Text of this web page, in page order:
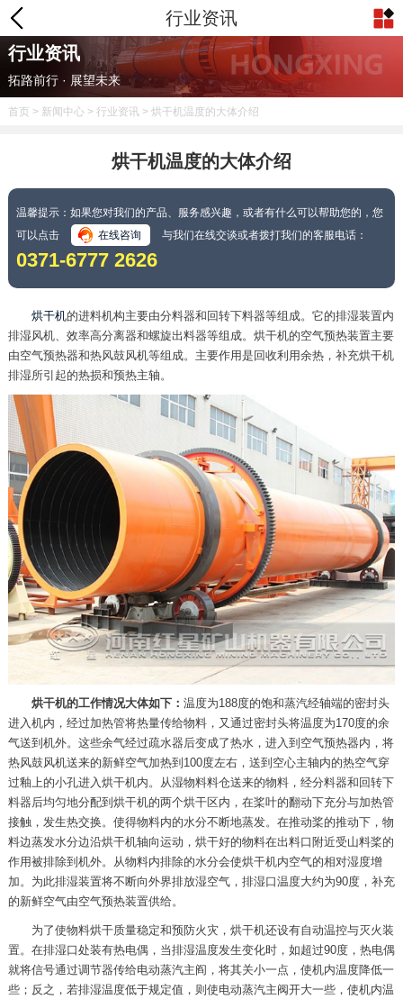
行业资讯
行业资讯
拓路前行 · 展望未来
首页 > 新闻中心> 行业资讯> 烘干机温度的大体介绍
烘干机温度的大体介绍
温馨提示：如果您对我们的产品、服务感兴趣，或者有什么可以帮助您的，您
可以点击
在线咨询 与我们在线交谈或者拨打我们的客服电话：
0371-6777 2626
烘干机的进料机构主要由分料器和回转下料器等组成。它的排湿装置内
排湿风机、效率高分离器和螺旋出料器等组成。烘干机的空气预热装置主要
由空气预热器和热风鼓风机等组成。主要作用是回收利用余热，补充烘干机
排湿所引起的热损和预热主轴。
烘干机的工作情况大体如下： 温度为188度的饱和蒸汽经轴端的密封头
进入机内，经过加热管将热量传给物料，又通过密封头将温度为170度的余
气送到机外。这些余气经过疏水器后变成了热水，进入到空气预热器内，将
热风鼓风机送来的新鲜空气加热到100度左右，送到空心主轴内的热空气穿
过釉上的小孔进入烘干机内。从湿物料料仓送来的物料，经分料器和回转下
料器后均匀地分配到烘干机的两个烘干区内，在桨叶的翻动下充分与加热管
接触，发生热交换。使得物料内的水分不断地蒸发。在推动桨的推动下，物
料边蒸发水分边沿烘干机轴向运动，烘干好的物料在出料口附近受山料桨的
作用被排除到机外。从物料内排除的水分会使烘干机内空气的相对湿度增
加。为此排湿装置将不断向外界排放湿空气，排湿口温度大约为90度，补充
的新鲜空气由空气预热装置供给。
为了使物料烘干质量稳定和预防火灾，烘干机还设有自动温控与灭火装
置。在排湿口处装有热电偶，当排湿温度发生变化时，如超过90度，热电偶
就将信号通过调节器传给电动蒸汽主阎，将其关小一点，使机内温度降低一
些；反之，若排湿温度低于规定值，则使电动蒸汽主阀开大一些，使机内温